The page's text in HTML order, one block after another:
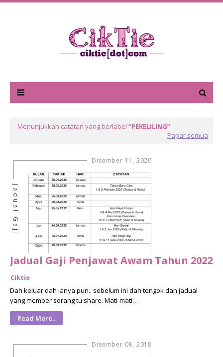
Menunjukkan catatan yang berlabel
PEKELILING
Papar semua
Disember 11, 2020
Jadual Gaji
Jadual Gaji Penjawat Awam Tahun 2022
Ciktie
Dah keluar dah ianya pun.. sebelum ini dah tengok dah jadual
yang member sorang tu share. Mati-mati…
Read More..
Disember 08, 2018